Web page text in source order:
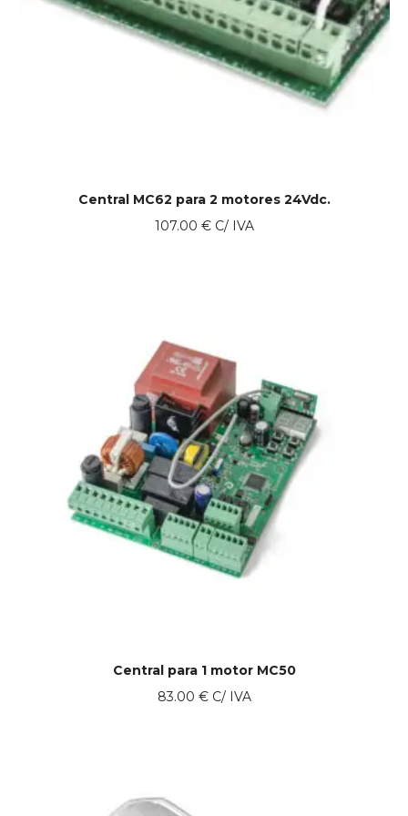
Central MC62 para 2 motores 24Vdc.
107.00 €C/ IVA
Central para 1 motor MC50
83.00 €C/ IVA